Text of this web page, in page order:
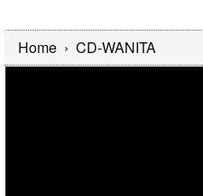
Home › CD-WANITA